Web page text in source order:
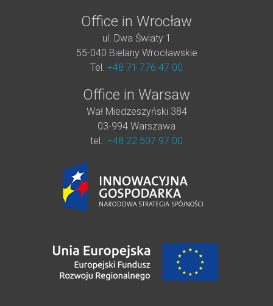
Office in Wrocław
ul. Dwa Światy 1
55-040 Bielany Wrocławskie
Tel. +48 71 776 47 00
Office in Warsaw
Wał Miedzeszyński 384
03-994 Warszawa
tel.: +48 22 507 97 00